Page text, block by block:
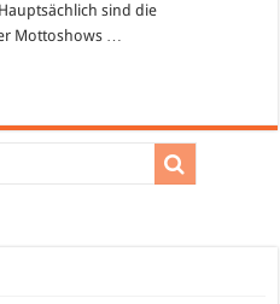
sind die
Mottoshows …